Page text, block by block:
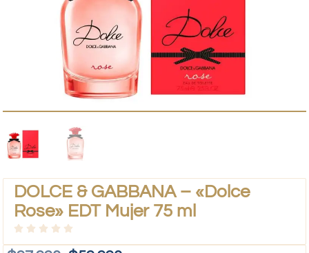
DOLCE & GABBANA – «Dolce
Rose» EDT Mujer 75 ml